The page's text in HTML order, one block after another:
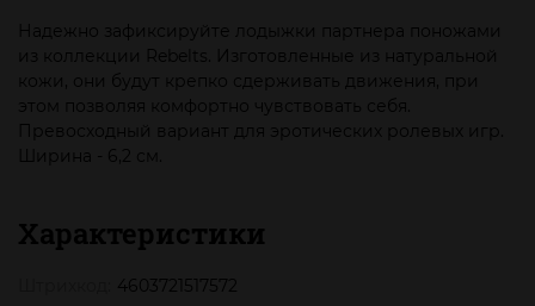
Надежно зафиксируйте лодыжки партнера поножами
из коллекции Rebelts. Изготовленные из натуральной
кожи, они будут крепко сдерживать движения, при
этом позволяя комфортно чувствовать себя.
Превосходный вариант для эротических ролевых игр.
Ширина - 6,2 см.
Характеристики
4603721517572